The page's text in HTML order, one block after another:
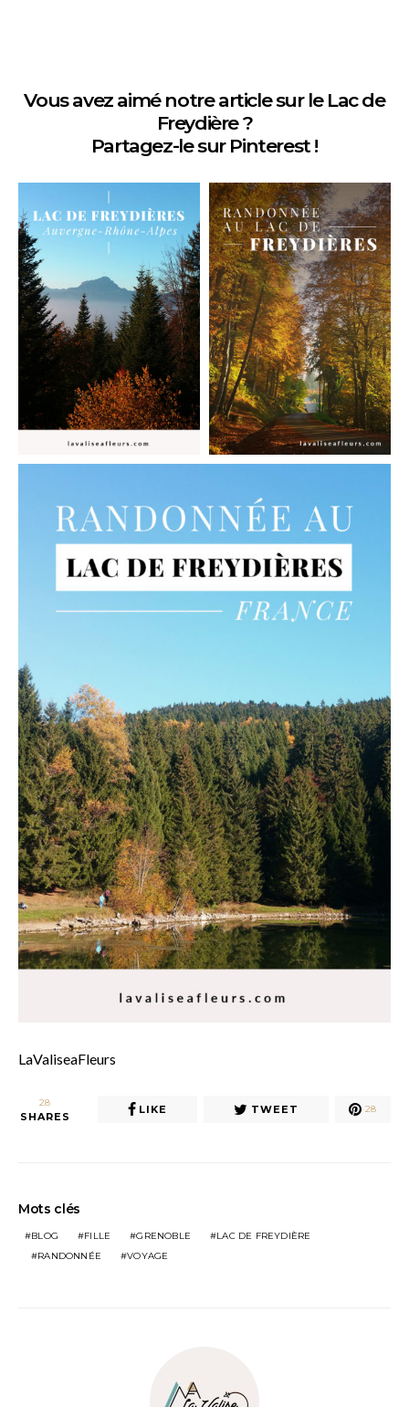
Vous avez aimé notre article sur le Lac de
Freydière ?
Partagez-le sur Pinterest !
LaValiseaFleurs
28
SHARES
LIKE TWEET 28
Mots clés
BLOG FILLE GRENOBLE
LAC DE FREYDIÈRE
RANDONNÉE
VOYAGE